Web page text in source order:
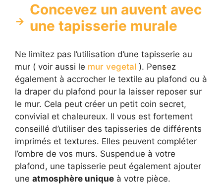
Concevez un auvent avec
une tapisserie murale
Ne limitez pas l’utilisation d’une tapisserie au
mur ( voir aussi le mur vegetal ). Pensez
également à accrocher le textile au plafond ou à
la draper du plafond pour la laisser reposer sur
le mur. Cela peut créer un petit coin secret,
convivial et chaleureux. Il vous est fortement
conseillé d’utiliser des tapisseries de différents
imprimés et textures. Elles peuvent compléter
l’ombre de vos murs. Suspendue à votre
plafond, une tapisserie peut également ajouter
une atmosphère unique à votre pièce.